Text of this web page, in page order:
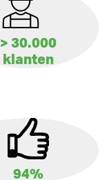
> 30.000
klanten
94%